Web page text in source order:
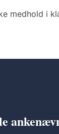
medhold i